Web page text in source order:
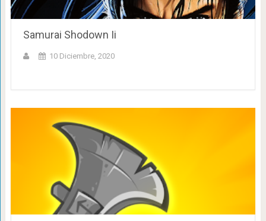
Samurai Shodown Ii
10 Diciembre, 2020